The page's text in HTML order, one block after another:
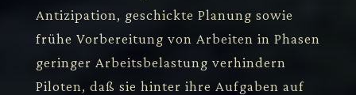
Antizipation, geschickte Planung sowie
frühe Vorbereitung von Arbeiten in Phasen
geringer Arbeitsbelastung verhindern
Piloten, daß sie hinter ihre Aufgaben auf